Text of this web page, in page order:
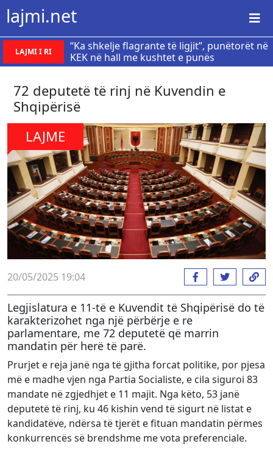
lajmi.net
LAJMI I RI
“Ka shkelje flagrante të ligjit”, punëtorët në
KEK në hall me kushtet e punës
72 deputetë të rinj në Kuvendin e
Shqipërisë
LAJME
20/05/2025 19:04
Legjislatura e 11-të e Kuvendit të Shqipërisë do të
karakterizohet nga një përbërje e re
parlamentare, me 72 deputetë që marrin
mandatin për herë të parë.
Prurjet e reja janë nga të gjitha forcat politike, por pjesa
më e madhe vjen nga Partia Socialiste, e cila siguroi 83
mandate në zgjedhjet e 11 majit. Nga këto, 53 janë
deputetë të rinj, ku 46 kishin vend të sigurt në listat e
kandidatëve, ndërsa të tjerët e fituan mandatin përmes
konkurrencës së brendshme me vota preferenciale.